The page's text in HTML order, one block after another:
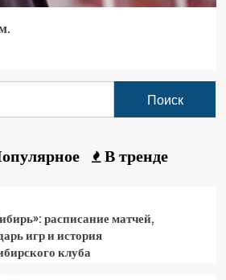
В тренде
расписание матчей,
игр и история
клуба